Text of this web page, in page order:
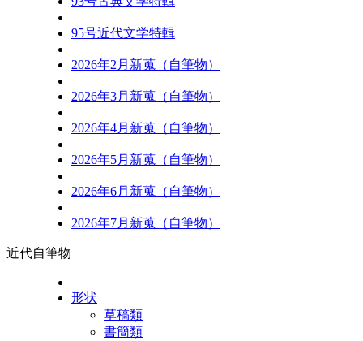
95号近代文学特輯
2026年2月新蒐（自筆物）
2026年3月新蒐（自筆物）
2026年4月新蒐（自筆物）
2026年5月新蒐（自筆物）
2026年6月新蒐（自筆物）
2026年7月新蒐（自筆物）
近代自筆物
形状
草稿類
書簡類